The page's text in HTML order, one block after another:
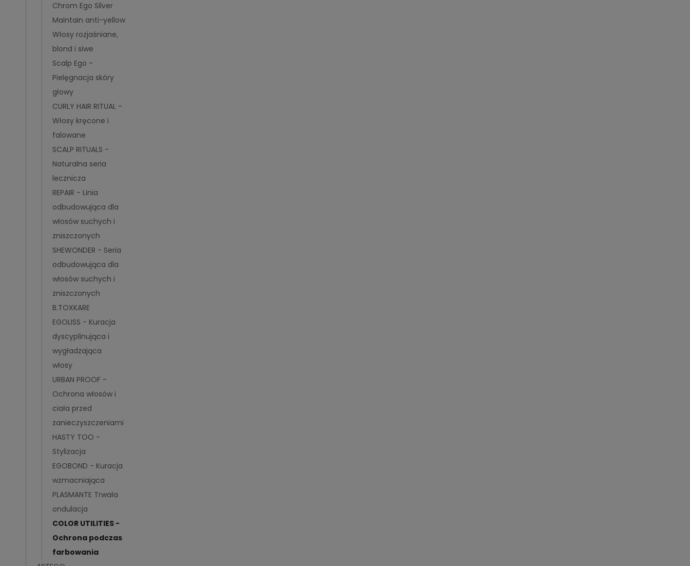
Chrom Ego Silver
Maintain anti-yellow
Włosy rozjaśniane,
blond i siwe
Scalp Ego -
Pielęgnacja skóry
głowy
CURLY HAIR RITUAL -
Włosy kręcone i
falowane
SCALP RITUALS -
Naturalna seria
lecznicza
REPAIR - Linia
odbudowująca dla
włosów suchych i
zniszczonych
SHEWONDER - Seria
odbudowująca dla
włosów suchych i
zniszczonych
B.TOXKARE
EGOLISS - Kuracja
dyscyplinująca i
wygładzająca
włosy
URBAN PROOF -
Ochrona włosów i
ciała przed
zanieczyszczeniami
HASTY TOO -
Stylizacja
EGOBOND - Kuracja
wzmacniająca
PLASMANTE Trwała
ondulacja
COLOR UTILITIES -
Ochrona podczas
farbowania